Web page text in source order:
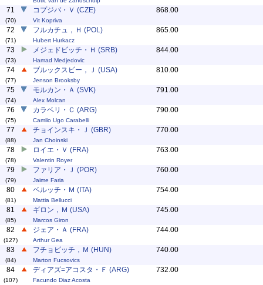
71
(70)
コプジバ・Ｖ (CZE)
Vit Kopriva
868.00
72
(71)
フルカチュ，Ｈ (POL)
Hubert Hurkacz
865.00
73
(73)
メジェドビッチ・Ｈ (SRB)
Hamad Medjedovic
844.00
74
(77)
ブルックスビー，Ｊ (USA)
Jenson Brooksby
810.00
75
(74)
モルカン・Ａ (SVK)
Alex Molcan
791.00
76
(75)
カラベリ・Ｃ (ARG)
Camilo Ugo Carabelli
790.00
77
(88)
チョインスキ・Ｊ (GBR)
Jan Choinski
770.00
78
(78)
ロイエ・Ｖ (FRA)
Valentin Royer
763.00
79
(79)
ファリア・Ｊ (POR)
Jaime Faria
760.00
80
(81)
ベルッチ・Ｍ (ITA)
Mattia Bellucci
754.00
81
(85)
ギロン，Ｍ (USA)
Marcos Giron
745.00
82
(127)
ジェア・Ａ (FRA)
Arthur Gea
744.00
83
(84)
フチョビッチ，Ｍ (HUN)
Marton Fucsovics
740.00
84
(107)
ディアズ=アコスタ・Ｆ (ARG)
Facundo Diaz Acosta
732.00